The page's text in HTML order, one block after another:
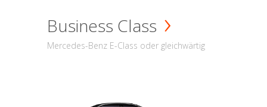
Business Class
Mercedes-Benz E-Class oder gleichwärtig